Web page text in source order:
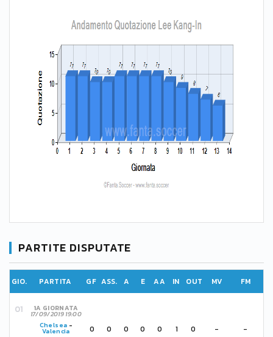
PARTITE DISPUTATE
GIO. PARTITA GF ASS. A E AA IN OUT MV FM
1A GIORNATA
17/09/2019 19:00
Chelsea -
Valencia 0 0 0 0 0 1 0 - -